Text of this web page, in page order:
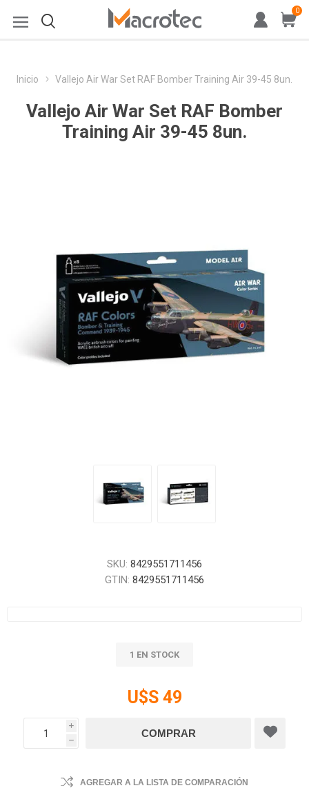
0
Inicio Vallejo Air War Set RAF Bomber Training Air 39-45 8un.
Vallejo Air War Set RAF Bomber
Training Air 39-45 8un.
SKU: 8429551711456
GTIN: 8429551711456
1 EN STOCK
U$S 49
i
h
AGREGAR A LA LISTA DE COMPARACIÓN